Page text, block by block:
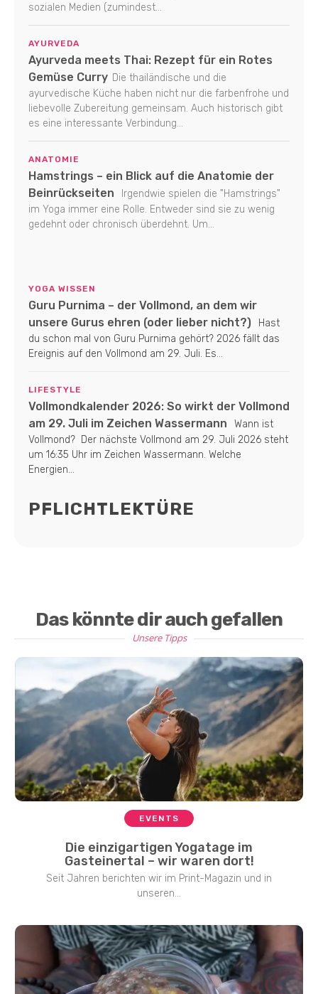
sozialen Medien (zumindest...
AYURVEDA
Ayurveda meets Thai: Rezept für ein Rotes
Gemüse Curry Die thailändische und die
ayurvedische Küche haben nicht nur die farbenfrohe und
liebevolle Zubereitung gemeinsam. Auch historisch gibt
es eine interessante Verbindung...
ANATOMIE
Hamstrings – ein Blick auf die Anatomie der
Beinrückseiten
Irgendwie spielen die "Hamstrings"
im Yoga immer eine Rolle. Entweder sind sie zu wenig
gedehnt oder chronisch überdehnt. Um...
YOGA WISSEN
Guru Purnima – der Vollmond, an dem wir
unsere Gurus ehren (oder lieber nicht?)
Hast
du schon mal von Guru Purnima gehört? 2026 fällt das
Ereignis auf den Vollmond am 29. Juli. Es...
LIFESTYLE
Vollmondkalender 2026: So wirkt der Vollmond
am 29. Juli im Zeichen Wassermann
Wann ist
Vollmond? Der nächste Vollmond am 29. Juli 2026 steht
um 16:35 Uhr im Zeichen Wassermann. Welche
Energien...
PFLICHTLEKTÜRE
Das könnte dir auch gefallen
Unsere Tipps
EVENTS
Die einzigartigen Yogatage im
Gasteinertal – wir waren dort!
Seit Jahren berichten wir im Print-Magazin und in
unseren...